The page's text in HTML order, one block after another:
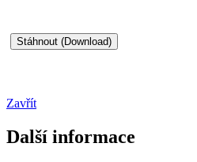
Zavřít
Další informace